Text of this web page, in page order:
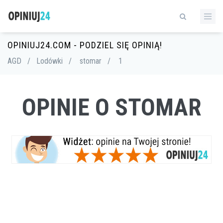
OPINIUJ24.COM - PODZIEL SIĘ OPINIĄ!
AGD / Lodówki / stomar / 1
OPINIE O STOMAR